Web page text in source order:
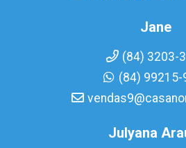
Jane
(84) 3203-
(84) 99215-
Julyana